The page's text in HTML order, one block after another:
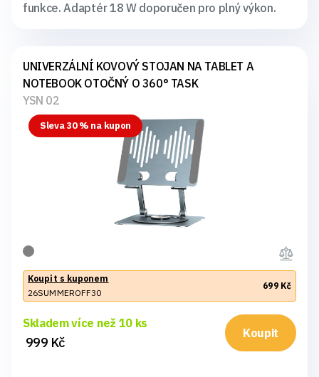
funkce. Adaptér 18 W doporučen pro plný výkon.
UNIVERZÁLNÍ KOVOVÝ STOJAN NA TABLET A
NOTEBOOK OTOČNÝ O 360° TASK
YSN 02
Sleva 30 % na kupon
Koupit s kuponem
26SUMMEROFF30
699 Kč
Skladem více než 10 ks
999 Kč
Koupit